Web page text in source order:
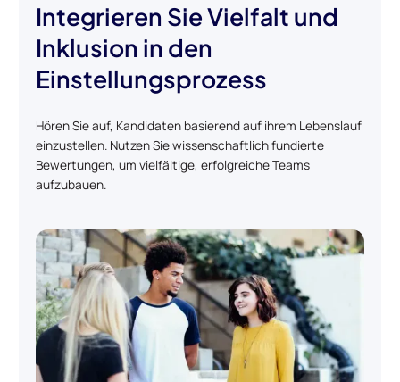
Integrieren Sie Vielfalt und
Inklusion in den
Einstellungsprozess
Hören Sie auf, Kandidaten basierend auf ihrem Lebenslauf
einzustellen. Nutzen Sie wissenschaftlich fundierte
Bewertungen, um vielfältige, erfolgreiche Teams
aufzubauen.